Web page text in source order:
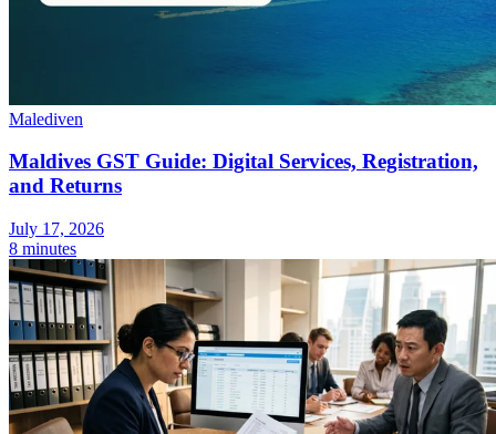
Malediven
Maldives GST Guide: Digital Services, Registration,
and Returns
July 17, 2026
8 minutes